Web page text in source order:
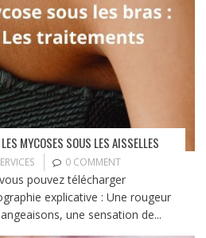
MYCOSES SOUS LES AISSELLES
0 COMMENT
pouvez télécharger
explicative : Une rougeur
une sensation de...